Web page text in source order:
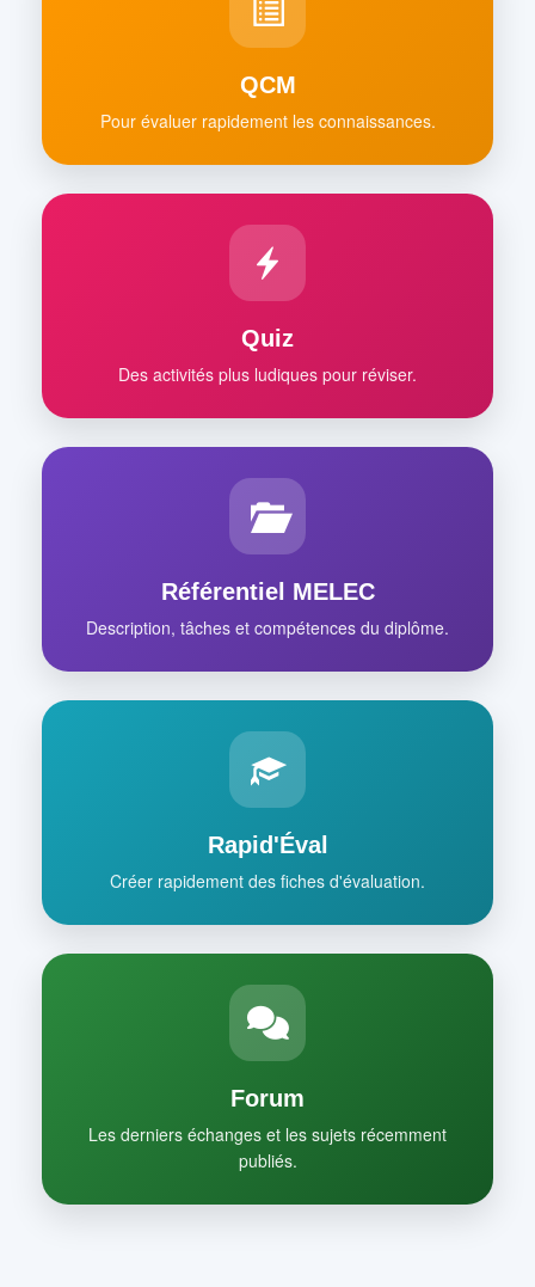
QCM
Pour évaluer rapidement les connaissances.
Quiz
Des activités plus ludiques pour réviser.
Référentiel MELEC
Description, tâches et compétences du diplôme.
Rapid'Éval
Créer rapidement des fiches d'évaluation.
Forum
Les derniers échanges et les sujets récemment
publiés.